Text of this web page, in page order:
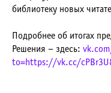
библиотеку новых
Подробнее об итогах
Решения – здесь:
to=https://vk.cc/